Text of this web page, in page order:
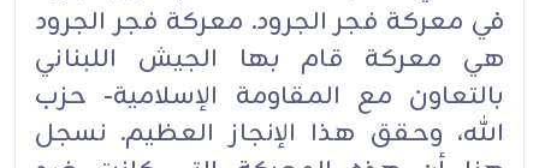
في معركة فجر الجرود. معركة فجر الجرود
هي معركة قام بها ‏الجيش اللبناني
بالتعاون مع المقاومة الإسلامية- حزب
الله، وحقق هذا الإنجاز العظيم. نسجل